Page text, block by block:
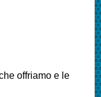
offriamo e le